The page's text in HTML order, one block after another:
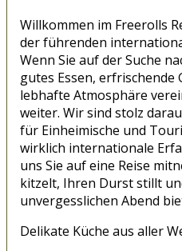
Willkommen im Freerolls
der führenden
Wenn Sie auf der Suche
gutes Essen, erfrischende
lebhafte Atmosphäre
weiter. Wir sind stolz
für Einheimische und
wirklich internationale
uns Sie auf eine Reise
kitzelt, Ihren Durst stillt
unvergesslichen Abend
Delikate Küche aus aller